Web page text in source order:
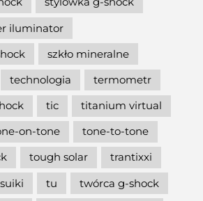
iluminator
szkło mineralne
technologia
termometr
tic
titanium virtual
on-tone
tone-to-tone
tough solar
trantixxi
tu
twórca g-shock